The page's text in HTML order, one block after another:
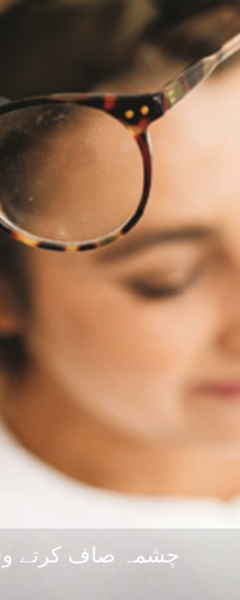
چشمہ صاف کرتے